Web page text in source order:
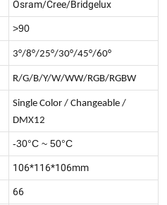
Osram/Cree/Bridgelux
>90
3°/8°/25°/30°/45°/60°
R/G/B/Y/W/WW/RGB/RGBW
Single Color / Changeable /
DMX12
-30°C ~ 50°C
106*116*106mm
66